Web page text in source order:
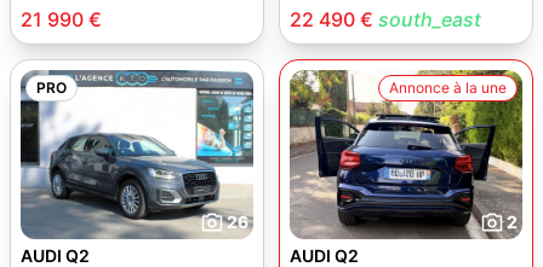
21 990 € 22 490 € south_east
PRO
26
AUDI Q2
Annonce à la une
2
AUDI Q2